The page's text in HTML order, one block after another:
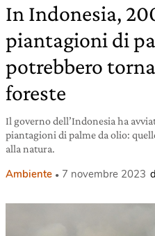
In Indonesia,
piantagioni di
potrebbero
foreste
Il governo dell’Indonesia ha
piantagioni di palme da olio:
alla natura.
Ambiente 7 novembre 2023